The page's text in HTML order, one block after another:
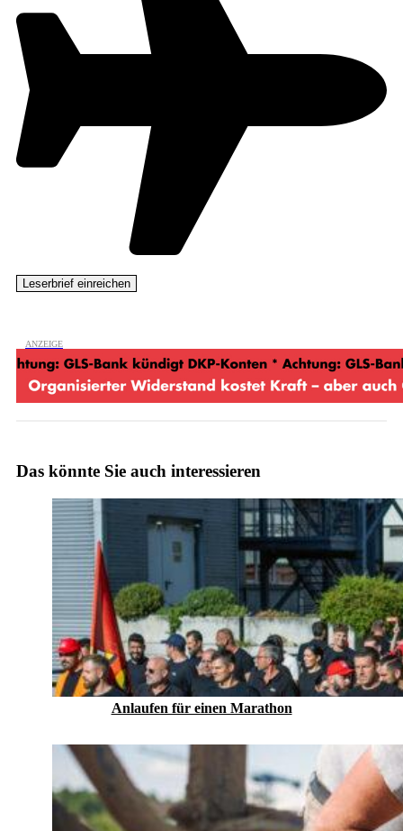
Das könnte Sie auch interessieren
Anlaufen für einen Marathon